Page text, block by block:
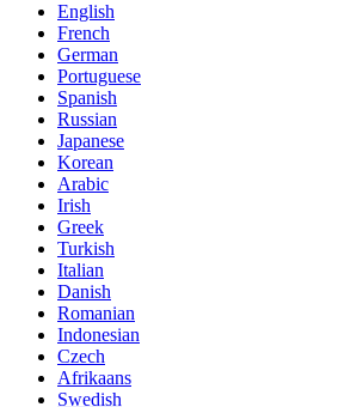
English
French
German
Portuguese
Spanish
Russian
Japanese
Korean
Arabic
Irish
Greek
Turkish
Italian
Danish
Romanian
Indonesian
Czech
Afrikaans
Swedish